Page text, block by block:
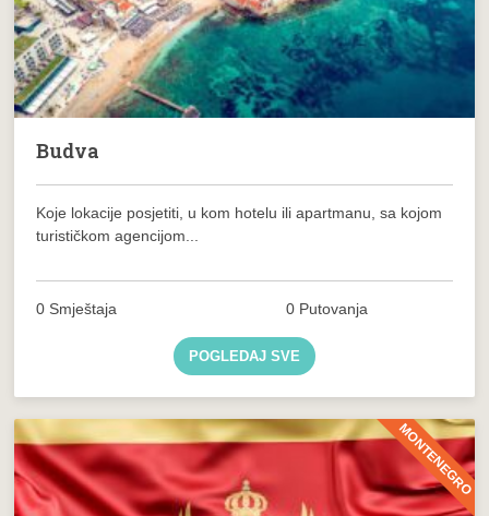
Budva
Koje lokacije posjetiti, u kom hotelu ili apartmanu, sa kojom
turističkom agencijom...
0 Smještaja 0 Putovanja
POGLEDAJ SVE
MONTENEGRO